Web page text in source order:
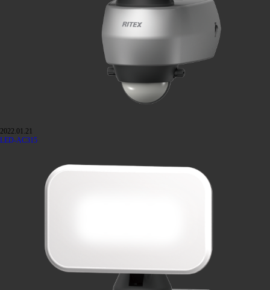
2022.01.21
LED-AC315